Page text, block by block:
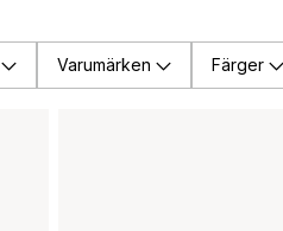
Varumärken Färger